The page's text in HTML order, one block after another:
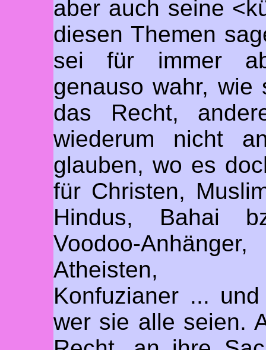
aber auch seine
diesen Themen
sei für immer
genauso wahr,
das Recht,
wiederum nicht
glauben, wo es
für Christen,
Hindus, Bahai
Voodoo-
Atheisten,
Konfuzianer ...
wer sie alle seien.